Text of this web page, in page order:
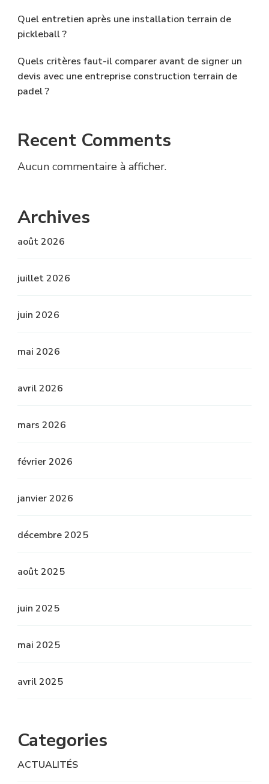
Quel entretien après une installation terrain de
pickleball ?
Quels critères faut-il comparer avant de signer un
devis avec une entreprise construction terrain de
padel ?
Recent Comments
Aucun commentaire à afficher.
Archives
août 2026
juillet 2026
juin 2026
mai 2026
avril 2026
mars 2026
février 2026
janvier 2026
décembre 2025
août 2025
juin 2025
mai 2025
avril 2025
Categories
ACTUALITÉS